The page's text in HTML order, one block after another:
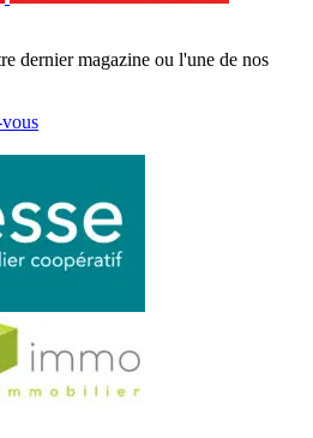
dernier magazine ou l'une de nos